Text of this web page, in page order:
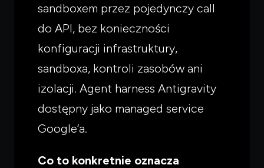
sandboxem przez pojedynczy call
do API, bez konieczności
konfiguracji infrastruktury,
sandboxa, kontroli zasobów ani
izolacji. Agent harness Antigravity
dostępny jako managed service
Google’a.
Co to konkretnie oznacza